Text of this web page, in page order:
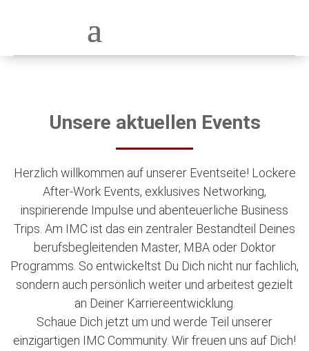
Unsere aktuellen Events
Herzlich willkommen auf unserer Eventseite! Lockere
After-Work Events, exklusives Networking,
inspirierende Impulse und abenteuerliche Business
Trips. Am IMC ist das ein zentraler Bestandteil Deines
berufsbegleitenden Master, MBA oder Doktor
Programms. So entwickeltst Du Dich nicht nur fachlich,
sondern auch persönlich weiter und arbeitest gezielt
an Deiner Karriereentwicklung.
Schaue Dich jetzt um und werde Teil unserer
einzigartigen IMC Community. Wir freuen uns auf Dich!